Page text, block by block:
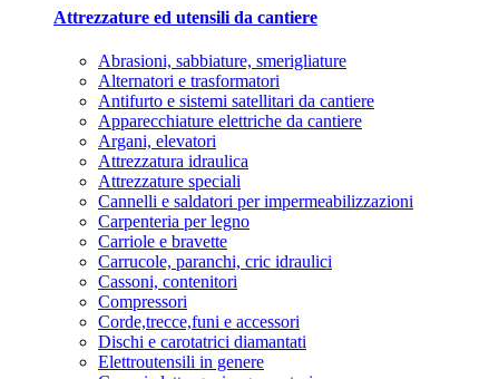
Attrezzature ed utensili da cantiere
Abrasioni, sabbiature, smerigliature
Alternatori e trasformatori
Antifurto e sistemi satellitari da cantiere
Apparecchiature elettriche da cantiere
Argani, elevatori
Attrezzatura idraulica
Attrezzature speciali
Cannelli e saldatori per impermeabilizzazioni
Carpenteria per legno
Carriole e bravette
Carrucole, paranchi, cric idraulici
Cassoni, contenitori
Compressori
Corde,trecce,funi e accessori
Dischi e carotatrici diamantati
Elettroutensili in genere